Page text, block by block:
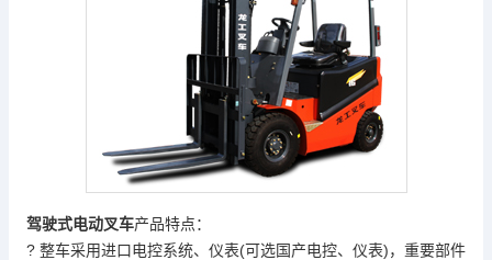
驾驶式电动叉车产品特点：
? 整车采用进口电控系统、仪表(可选国产电控、仪表)，重要部件